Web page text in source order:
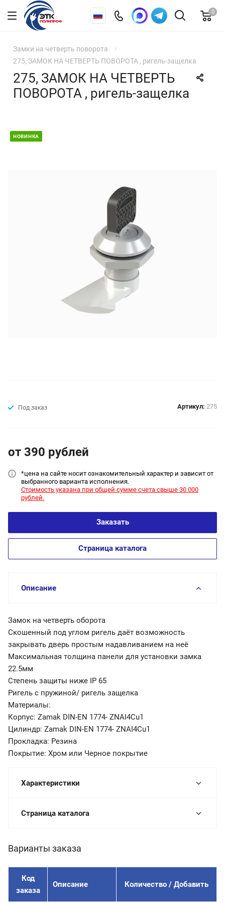
0
Замки на четверть поворота
275, ЗАМОК НА ЧЕТВЕРТЬ ПОВОРОТА , ригель-защелка
275, ЗАМОК НА ЧЕТВЕРТЬ
ПОВОРОТА , ригель-защелка
НОВИНКА
Под заказ Артикул: 275
от 390 рублей
*цена на сайте носит ознакомительный характер и зависит от
выбранного варианта исполнения.
Стоимость указана при общей сумме счета свыше 30 000
рублей.
Заказать
Страница каталога
Описание
Замок на четверть оборота
Скошенный под углом ригель даёт возможность
закрывать дверь простым надавливанием на неё
Максимальная толщина панели для установки замка
22.5мм
Степень защиты ниже IP 65
Ригель с пружиной/ ригель защелка
Материалы:
Корпус: Zamak DIN-EN 1774- ZNAI4Cu1
Цилиндр: Zamak DIN-EN 1774- ZNAI4Cu1
Прокладка: Резина
Покрытие: Хром или Черное покрытие
Характеристики
Страница каталога
Варианты заказа
Код
заказа
Описание Количество / Добавить